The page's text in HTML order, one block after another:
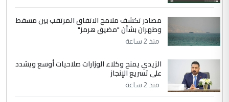
ابا فرات ...
الجواهري يرد على صدام حسين سل
مضجعيك يابن الزنا (نص كامل)
5
التعليق : تحياتي لك استاذ حامدتركان. كلام
دقيق ومسؤول؛ فالاستثمار الحقيقي للإنسان
مصادر تكشف ملامح الاتفاق المرتقب بين مسقط
وطهران بشأن "مضيق هرمز"
منذ 2 ساعة
الزيدي يمنح وكلاء الوزارات صلاحيات أوسع ويشدد
على تسريع الإنجاز
منذ 2 ساعة